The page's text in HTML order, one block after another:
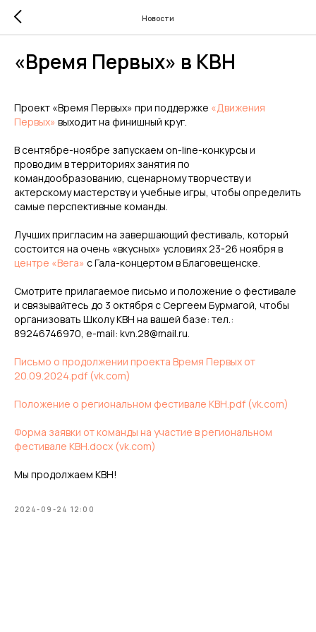
Новости
«Время Первых» в КВН
Проект «Время Первых» при поддержке «Движения
Первых» выходит на финишный круг.
В сентябре-ноябре запускаем on-line-конкурсы и
проводим в территориях занятия по
командообразованию, сценарному творчеству и
актерскому мастерству и учебные игры, чтобы определить
самые перспективные команды.
Лучших пригласим на завершающий фестиваль, который
состоится на очень «вкусных» условиях 23-26 ноября в
центре «Вега» с Гала-концертом в Благовещенске.
Смотрите прилагаемое письмо и положение о фестивале
и связывайтесь до 3 октября с Сергеем Бурмагой, чтобы
организовать Школу КВН на вашей базе: тел.:
89246746970, e-mail: kvn.28@mail.ru.
Письмо о продолжении проекта Время Первых от
20.09.2024.pdf (vk.com)
Положение о региональном фестивале КВН.pdf (vk.com)
Форма заявки от команды на участие в региональном
фестивале КВН.docx (vk.com)
Мы продолжаем КВН!
2024-09-24 12:00